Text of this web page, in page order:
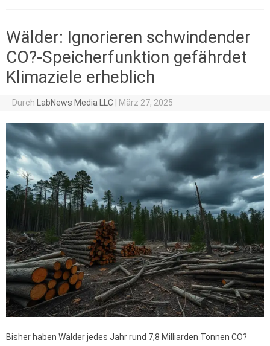
Wälder: Ignorieren schwindender
CO?-Speicherfunktion gefährdet
Klimaziele erheblich
Durch LabNews Media LLC März 27, 2025
Bisher haben Wälder jedes Jahr rund 7,8 Milliarden Tonnen CO?